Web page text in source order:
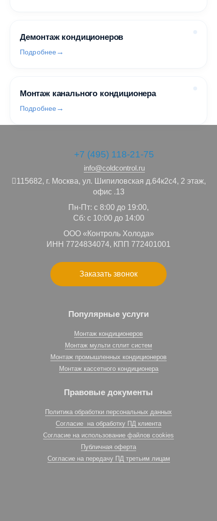
Демонтаж кондиционеров
Подробнее
Монтаж канального кондиционера
Подробнее
+7 (495) 118-21-75
info@coldcontrol.ru
115682, г. Москва, ул. Шипиловская д.64к2с4, 2 этаж,
офис .13
Пн-Пт: с 8:00 до 19:00,
Сб: с 10:00 до 14:00
ООО «Контроль Холода»
ИНН 7724834074, КПП 772401001
Заказать звонок
Популярные услуги
Монтаж кондиционеров
Монтаж мульти сплит систем
Монтаж промышленных кондиционеров
Монтаж кассетного кондиционера
Правовые документы
Политика обработки персональных данных
Согласие на обработку ПД клиента
Согласие на использование файлов cookies
Публичная оферта
Согласие на передачу ПД третьим лицам